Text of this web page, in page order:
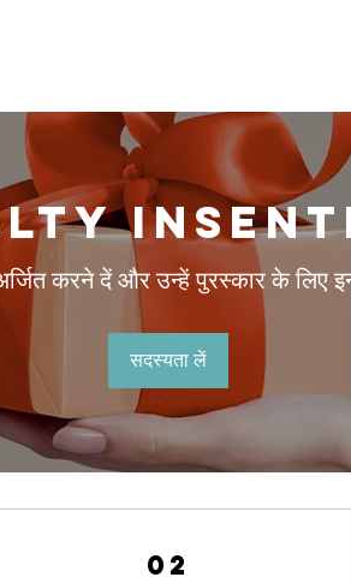
करने दें और उन्हें पुरस्कार के लिए
सदस्यता लें
02